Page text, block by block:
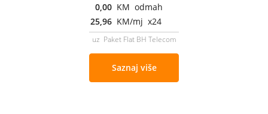
0,00 KM odmah
25,96 KM/mj x24
uz Paket Flat BH Telecom
Saznaj više